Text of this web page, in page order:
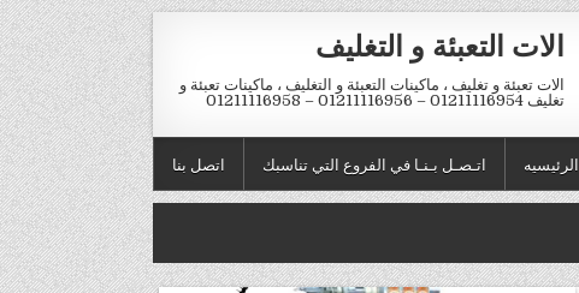
الات التعبئة و التغليف
الات تعبئة و تغليف ، ماكينات التعبئة و التغليف ، ماكينات تعبئة و
تغليف 01211116954 – 01211116956 – 01211116958
اتصل بنا اتـصـل بـنـا في الفروع التي تناسبك الرئيسيه